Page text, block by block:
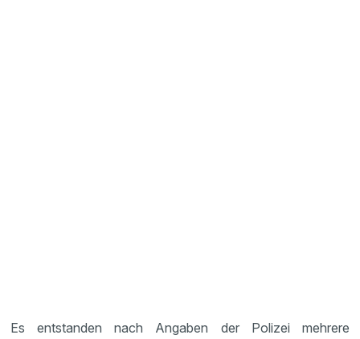
Es entstanden nach Angaben der Polizei mehrere